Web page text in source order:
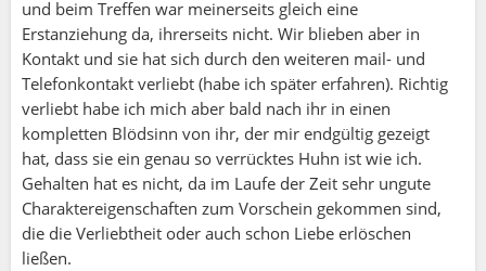
und beim Treffen war meinerseits gleich eine
Erstanziehung da, ihrerseits nicht. Wir blieben aber in
Kontakt und sie hat sich durch den weiteren mail- und
Telefonkontakt verliebt (habe ich später erfahren). Richtig
verliebt habe ich mich aber bald nach ihr in einen
kompletten Blödsinn von ihr, der mir endgültig gezeigt
hat, dass sie ein genau so verrücktes Huhn ist wie ich.
Gehalten hat es nicht, da im Laufe der Zeit sehr ungute
Charaktereigenschaften zum Vorschein gekommen sind,
die die Verliebtheit oder auch schon Liebe erlöschen
ließen.